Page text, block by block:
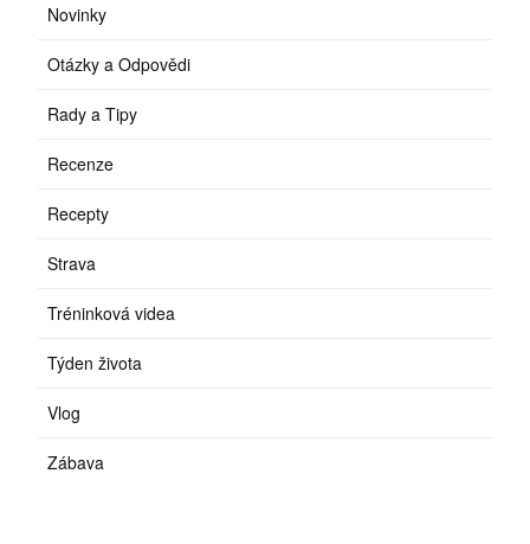
Novinky
Otázky a Odpovědi
Rady a Tipy
Recenze
Recepty
Strava
Tréninková videa
Týden života
Vlog
Zábava